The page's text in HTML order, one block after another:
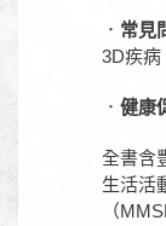
． 常見
3D疾病
． 健康
全書含
生活活
（